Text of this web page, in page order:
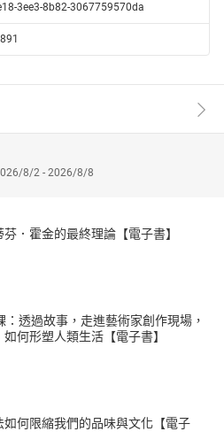
心田，改寫著屬於自己的命運篇
楊將如何運用現代人的智慧，化解
3ee3-8b82-3067759570da
8/2 - 2026/8/8
．霍金的最終理論【電子書】
：透過故事，走進藝術家創作現場，
何形塑人類生活【電子書】
如何限縮我們的品味與文化【電子